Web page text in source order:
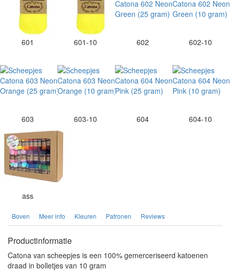
601 601-10 602 602-10
603 603-10 604 604-10
ass
Boven Meer info Kleuren Patronen Reviews
Productinformatie
Catona van scheepjes is een 100% gemerceriseerd katoenen
draad in bolletjes van 10 gram